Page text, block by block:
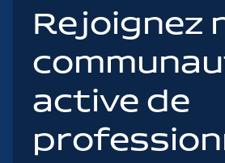
Rejoignez
active de